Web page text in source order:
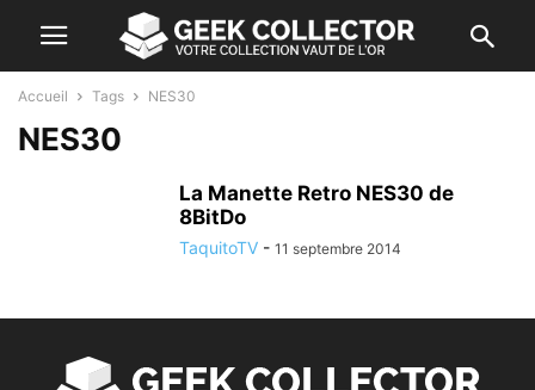
Accueil Tags NES30
NES30
La Manette Retro NES30 de
8BitDo
TaquitoTV - 11 septembre 2014